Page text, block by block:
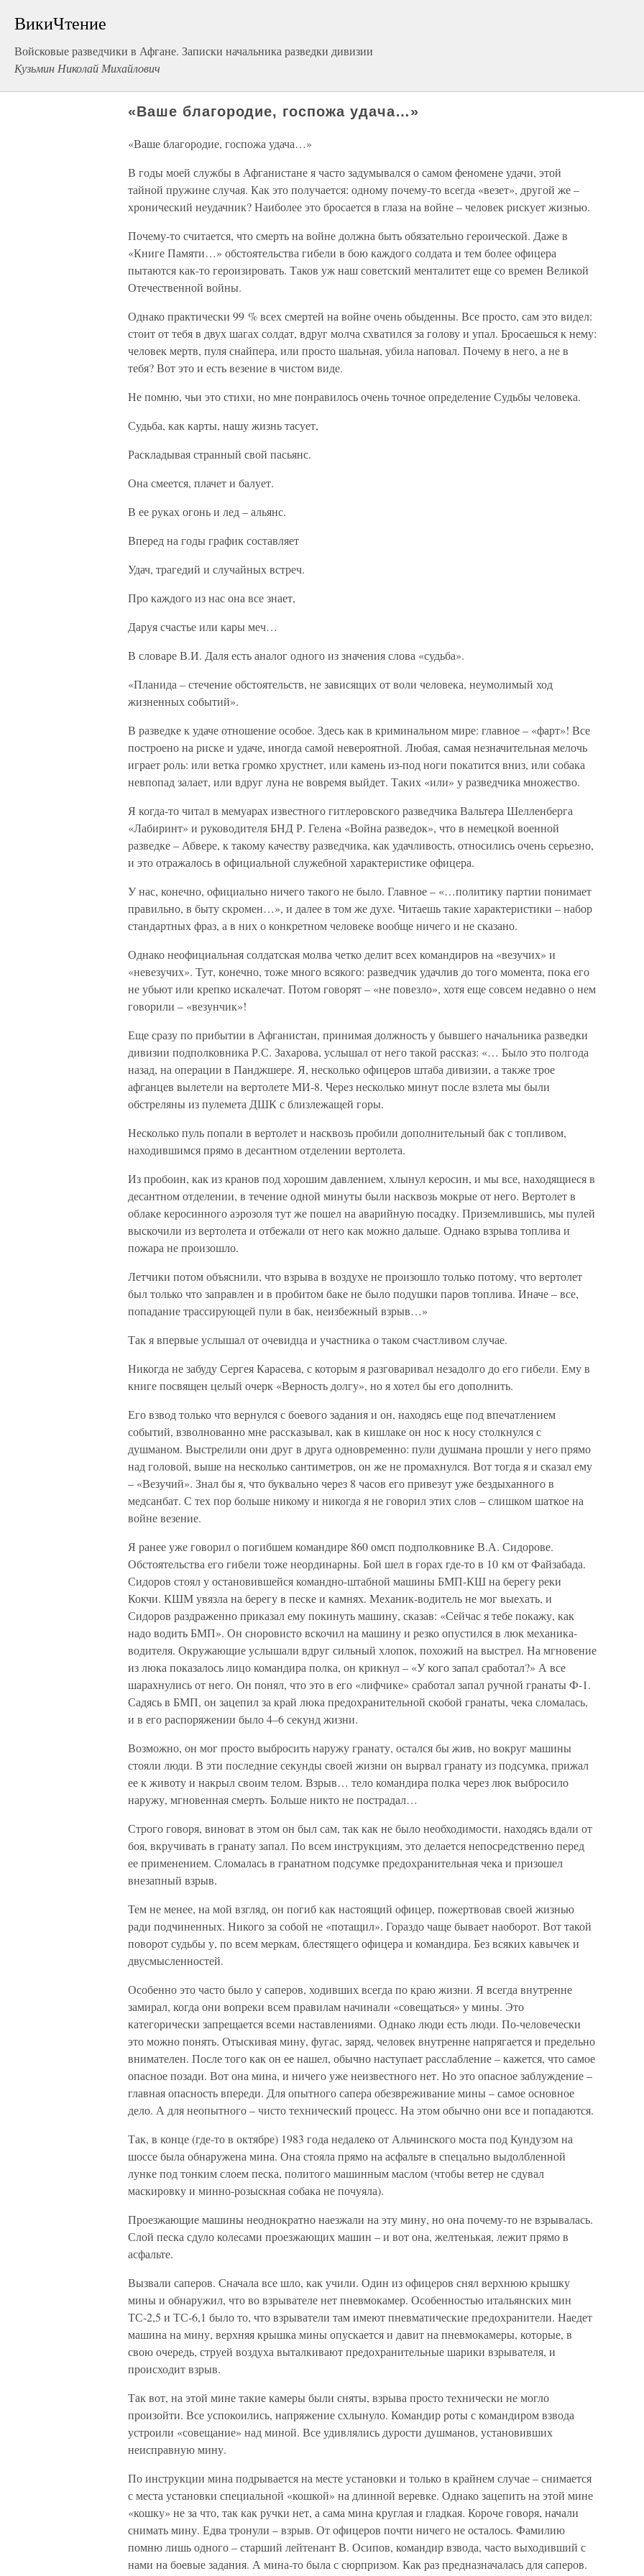
ВикиЧтение
Войсковые разведчики в Афгане. Записки начальника разведки дивизии
Кузьмин Николай Михайлович
«Ваше благородие, госпожа удача…»
«Ваше благородие, госпожа удача…»
В годы моей службы в Афганистане я часто задумывался о самом феномене удачи, этой
тайной пружине случая. Как это получается: одному почему-то всегда «везет», другой же –
хронический неудачник? Наиболее это бросается в глаза на войне – человек рискует жизнью.
Почему-то считается, что смерть на войне должна быть обязательно героической. Даже в
«Книге Памяти…» обстоятельства гибели в бою каждого солдата и тем более офицера
пытаются как-то героизировать. Таков уж наш советский менталитет еще со времен Великой
Отечественной войны.
Однако практически 99 % всех смертей на войне очень обыденны. Все просто, сам это видел:
стоит от тебя в двух шагах солдат, вдруг молча схватился за голову и упал. Бросаешься к нему:
человек мертв, пуля снайпера, или просто шальная, убила наповал. Почему в него, а не в
тебя? Вот это и есть везение в чистом виде.
Не помню, чьи это стихи, но мне понравилось очень точное определение Судьбы человека.
Судьба, как карты, нашу жизнь тасует,
Раскладывая странный свой пасьянс.
Она смеется, плачет и балует.
В ее руках огонь и лед – альянс.
Вперед на годы график составляет
Удач, трагедий и случайных встреч.
Про каждого из нас она все знает,
Даруя счастье или кары меч…
В словаре В.И. Даля есть аналог одного из значения слова «судьба».
«Планида – стечение обстоятельств, не зависящих от воли человека, неумолимый ход
жизненных событий».
В разведке к удаче отношение особое. Здесь как в криминальном мире: главное – «фарт»! Все
построено на риске и удаче, иногда самой невероятной. Любая, самая незначительная мелочь
играет роль: или ветка громко хрустнет, или камень из-под ноги покатится вниз, или собака
невпопад залает, или вдруг луна не вовремя выйдет. Таких «или» у разведчика множество.
Я когда-то читал в мемуарах известного гитлеровского разведчика Вальтера Шелленберга
«Лабиринт» и руководителя БНД Р. Гелена «Война разведок», что в немецкой военной
разведке – Абвере, к такому качеству разведчика, как удачливость, относились очень серьезно,
и это отражалось в официальной служебной характеристике офицера.
У нас, конечно, официально ничего такого не было. Главное – «…политику партии понимает
правильно, в быту скромен…», и далее в том же духе. Читаешь такие характеристики – набор
стандартных фраз, а в них о конкретном человеке вообще ничего и не сказано.
Однако неофициальная солдатская молва четко делит всех командиров на «везучих» и
«невезучих». Тут, конечно, тоже много всякого: разведчик удачлив до того момента, пока его
не убьют или крепко искалечат. Потом говорят – «не повезло», хотя еще совсем недавно о нем
говорили – «везунчик»!
Еще сразу по прибытии в Афганистан, принимая должность у бывшего начальника разведки
дивизии подполковника Р.С. Захарова, услышал от него такой рассказ: «… Было это полгода
назад, на операции в Панджшере. Я, несколько офицеров штаба дивизии, а также трое
афганцев вылетели на вертолете МИ-8. Через несколько минут после взлета мы были
обстреляны из пулемета ДШК с близлежащей горы.
Несколько пуль попали в вертолет и насквозь пробили дополнительный бак с топливом,
находившимся прямо в десантном отделении вертолета.
Из пробоин, как из кранов под хорошим давлением, хлынул керосин, и мы все, находящиеся в
десантном отделении, в течение одной минуты были насквозь мокрые от него. Вертолет в
облаке керосинного аэрозоля тут же пошел на аварийную посадку. Приземлившись, мы пулей
выскочили из вертолета и отбежали от него как можно дальше. Однако взрыва топлива и
пожара не произошло.
Летчики потом объяснили, что взрыва в воздухе не произошло только потому, что вертолет
был только что заправлен и в пробитом баке не было подушки паров топлива. Иначе – все,
попадание трассирующей пули в бак, неизбежный взрыв…»
Так я впервые услышал от очевидца и участника о таком счастливом случае.
Никогда не забуду Сергея Карасева, с которым я разговаривал незадолго до его гибели. Ему в
книге посвящен целый очерк «Верность долгу», но я хотел бы его дополнить.
Его взвод только что вернулся с боевого задания и он, находясь еще под впечатлением
событий, взволнованно мне рассказывал, как в кишлаке он нос к носу столкнулся с
душманом. Выстрелили они друг в друга одновременно: пули душмана прошли у него прямо
над головой, выше на несколько сантиметров, он же не промахнулся. Вот тогда я и сказал ему
– «Везучий». Знал бы я, что буквально через 8 часов его привезут уже бездыханного в
медсанбат. С тех пор больше никому и никогда я не говорил этих слов – слишком шаткое на
войне везение.
Я ранее уже говорил о погибшем командире 860 омсп подполковнике В.А. Сидорове.
Обстоятельства его гибели тоже неординарны. Бой шел в горах где-то в 10 км от Файзабада.
Сидоров стоял у остановившейся командно-штабной машины БМП-КШ на берегу реки
Кокчи. КШМ увязла на берегу в песке и камнях. Механик-водитель не мог выехать, и
Сидоров раздраженно приказал ему покинуть машину, сказав: «Сейчас я тебе покажу, как
надо водить БМП». Он сноровисто вскочил на машину и резко опустился в люк механика-
водителя. Окружающие услышали вдруг сильный хлопок, похожий на выстрел. На мгновение
из люка показалось лицо командира полка, он крикнул – «У кого запал сработал?» А все
шарахнулись от него. Он понял, что это в его «лифчике» сработал запал ручной гранаты Ф-1.
Садясь в БМП, он зацепил за край люка предохранительной скобой гранаты, чека сломалась,
и в его распоряжении было 4–6 секунд жизни.
Возможно, он мог просто выбросить наружу гранату, остался бы жив, но вокруг машины
стояли люди. В эти последние секунды своей жизни он вырвал гранату из подсумка, прижал
ее к животу и накрыл своим телом. Взрыв… тело командира полка через люк выбросило
наружу, мгновенная смерть. Больше никто не пострадал…
Строго говоря, виноват в этом он был сам, так как не было необходимости, находясь вдали от
боя, вкручивать в гранату запал. По всем инструкциям, это делается непосредственно перед
ее применением. Сломалась в гранатном подсумке предохранительная чека и призошел
внезапный взрыв.
Тем не менее, на мой взгляд, он погиб как настоящий офицер, пожертвовав своей жизнью
ради подчиненных. Никого за собой не «потащил». Гораздо чаще бывает наоборот. Вот такой
поворот судьбы у, по всем меркам, блестящего офицера и командира. Без всяких кавычек и
двусмысленностей.
Особенно это часто было у саперов, ходивших всегда по краю жизни. Я всегда внутренне
замирал, когда они вопреки всем правилам начинали «совещаться» у мины. Это
категорически запрещается всеми наставлениями. Однако люди есть люди. По-человечески
это можно понять. Отыскивая мину, фугас, заряд, человек внутренне напрягается и предельно
внимателен. После того как он ее нашел, обычно наступает расслабление – кажется, что самое
опасное позади. Вот она мина, и ничего уже неизвестного нет. Но это опасное заблуждение –
главная опасность впереди. Для опытного сапера обезвреживание мины – самое основное
дело. А для неопытного – чисто технический процесс. На этом обычно они все и попадаются.
Так, в конце (где-то в октябре) 1983 года недалеко от Альчинского моста под Кундузом на
шоссе была обнаружена мина. Она стояла прямо на асфальте в спецально выдолбленной
лунке под тонким слоем песка, политого машинным маслом (чтобы ветер не сдувал
маскировку и минно-розыскная собака не почуяла).
Проезжающие машины неоднократно наезжали на эту мину, но она почему-то не взрывалась.
Слой песка сдуло колесами проезжающих машин – и вот она, желтенькая, лежит прямо в
асфальте.
Вызвали саперов. Сначала все шло, как учили. Один из офицеров снял верхнюю крышку
мины и обнаружил, что во взрывателе нет пневмокамер. Особенностью итальянских мин
ТС-2,5 и ТС-6,1 было то, что взрыватели там имеют пневматические предохранители. Наедет
машина на мину, верхняя крышка мины опускается и давит на пневмокамеры, которые, в
свою очередь, струей воздуха выталкивают предохранительные шарики взрывателя, и
происходит взрыв.
Так вот, на этой мине такие камеры были сняты, взрыва просто технически не могло
произойти. Все успокоились, напряжение схлынуло. Командир роты с командиром взвода
устроили «совещание» над миной. Все удивлялись дурости душманов, установивших
неисправную мину.
По инструкции мина подрывается на месте установки и только в крайнем случае – снимается
с места установки специальной «кошкой» на длинной веревке. Однако зацепить на этой мине
«кошку» не за что, так как ручки нет, а сама мина круглая и гладкая. Короче говоря, начали
снимать мину. Едва тронули – взрыв. От офицеров почти ничего не осталось. Фамилию
помню лишь одного – старший лейтенант В. Осипов, командир взвода, часто выходивший с
нами на боевые задания. А мина-то была с сюрпризом. Как раз предназначалась для саперов.